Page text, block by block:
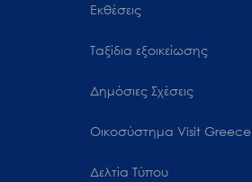
Εκθέσεις
Ταξίδια εξοικείωσης
Δημόσιες Σχέσεις
Oικοσύστημα Visit Greece
Δελτία Τύπου